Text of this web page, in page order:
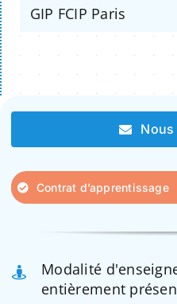
GIP FCIP Paris
Contrat d’apprentissage
Modalité
entièrement